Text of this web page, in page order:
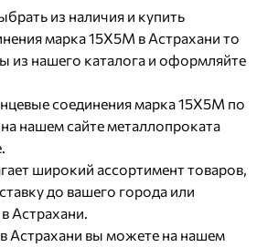
из наличия и купить
марка 15Х5М в Астрахани то
из нашего каталога и оформляйте
соединения марка 15Х5М по
нашем сайте металлопроката
широкий ассортимент товаров,
до вашего города или
Астрахани.
Астрахани вы можете на нашем